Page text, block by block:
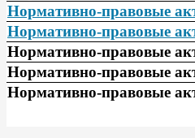
Нормативно-правовые
Нормативно-правовые
Нормативно-правовые
Нормативно-правовые
Нормативно-правовые